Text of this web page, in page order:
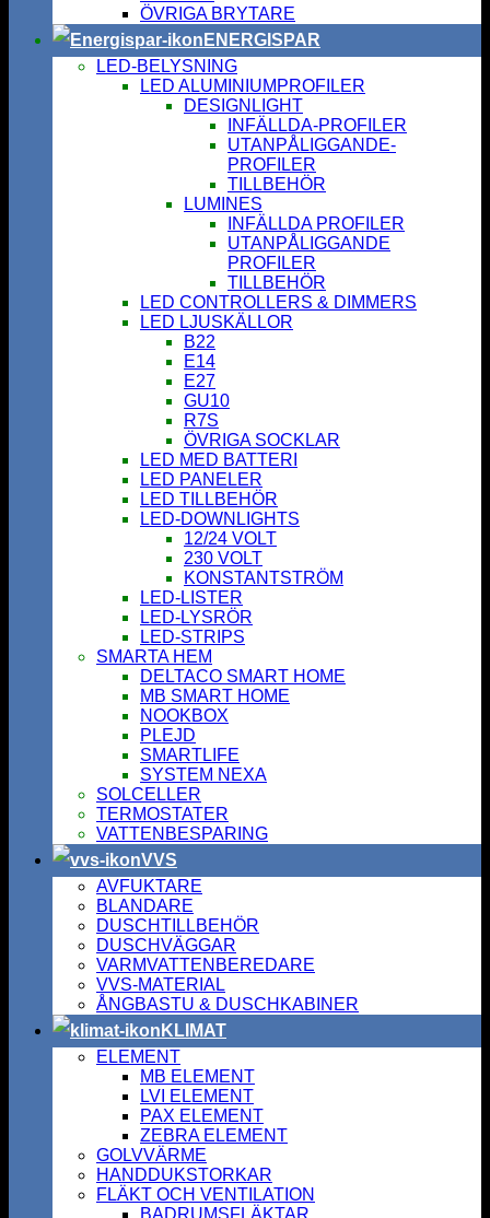
ÖVRIGA BRYTARE
ENERGISPAR
LED-BELYSNING
LED ALUMINIUMPROFILER
DESIGNLIGHT
INFÄLLDA-PROFILER
UTANPÅLIGGANDE-
PROFILER
TILLBEHÖR
LUMINES
INFÄLLDA PROFILER
UTANPÅLIGGANDE
PROFILER
TILLBEHÖR
LED CONTROLLERS & DIMMERS
LED LJUSKÄLLOR
B22
E14
E27
GU10
R7S
ÖVRIGA SOCKLAR
LED MED BATTERI
LED PANELER
LED TILLBEHÖR
LED-DOWNLIGHTS
12/24 VOLT
230 VOLT
KONSTANTSTRÖM
LED-LISTER
LED-LYSRÖR
LED-STRIPS
SMARTA HEM
DELTACO SMART HOME
MB SMART HOME
NOOKBOX
PLEJD
SMARTLIFE
SYSTEM NEXA
SOLCELLER
TERMOSTATER
VATTENBESPARING
VVS
AVFUKTARE
BLANDARE
DUSCHTILLBEHÖR
DUSCHVÄGGAR
VARMVATTENBEREDARE
VVS-MATERIAL
ÅNGBASTU & DUSCHKABINER
KLIMAT
ELEMENT
MB ELEMENT
LVI ELEMENT
PAX ELEMENT
ZEBRA ELEMENT
GOLVVÄRME
HANDDUKSTORKAR
FLÄKT OCH VENTILATION
BADRUMSFLÄKTAR